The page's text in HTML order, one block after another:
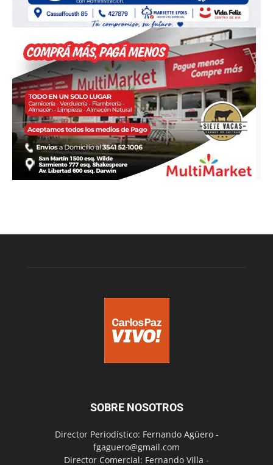
SOBRE NOSOTROS
Director Periodístico: Fernando Agüero -
fgaguero@gmail.com
Director Comercial: Fernando Villa -